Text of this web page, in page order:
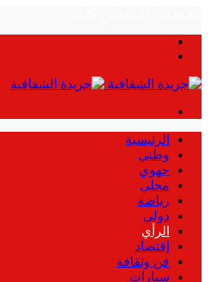
الرئيسية
وطني
جهوي
محلي
رياضة
دولي
الرأي
إقتصاد
فن وثقافة
سيارات